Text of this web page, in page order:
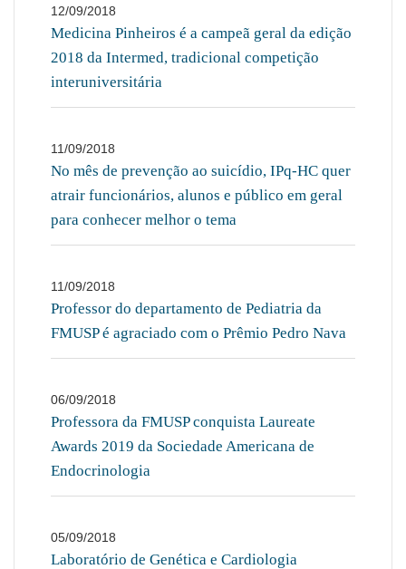
12/09/2018
Medicina Pinheiros é a campeã geral da edição
2018 da Intermed, tradicional competição
interuniversitária
11/09/2018
No mês de prevenção ao suicídio, IPq-HC quer
atrair funcionários, alunos e público em geral
para conhecer melhor o tema
11/09/2018
Professor do departamento de Pediatria da
FMUSP é agraciado com o Prêmio Pedro Nava
06/09/2018
Professora da FMUSP conquista Laureate
Awards 2019 da Sociedade Americana de
Endocrinologia
05/09/2018
Laboratório de Genética e Cardiologia